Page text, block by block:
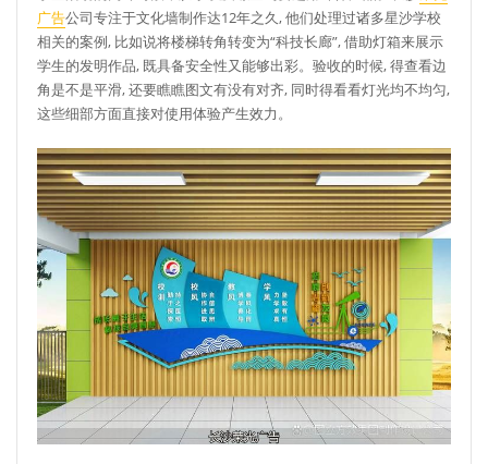
广告公司专注于文化墙制作达12年之久, 他们处理过诸多星沙学校
相关的案例, 比如说将楼梯转角转变为“科技长廊”, 借助灯箱来展示
学生的发明作品, 既具备安全性又能够出彩。验收的时候, 得查看边
角是不是平滑, 还要瞧瞧图文有没有对齐, 同时得看看灯光均不均匀,
这些细部方面直接对使用体验产生效力。